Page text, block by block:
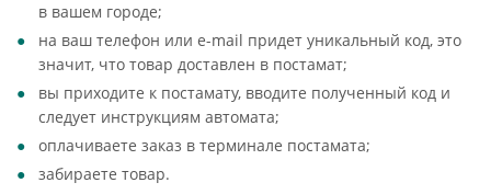
в вашем городе;
на ваш телефон или e-mail придет уникальный код, это
значит, что товар доставлен в постамат;
вы приходите к постамату, вводите полученный код и
следует инструкциям автомата;
оплачиваете заказ в терминале постамата;
забираете товар.